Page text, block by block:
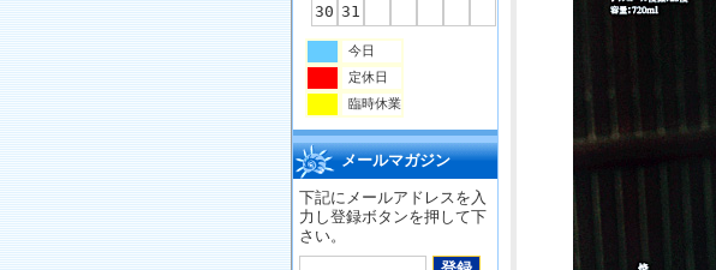
30 31
今日
定休日
臨時休業
メールマガジン
下記にメールアドレスを入
力し登録ボタンを押して下
さい。